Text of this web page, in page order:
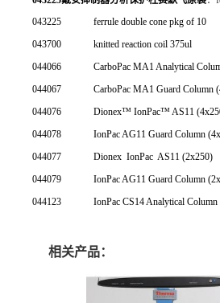
043225
ferrule double cone pkg of 10
043700
knitted reaction coil 375ul
044066
CarboPac MA1 Analytical
044067
CarboPac MA1 Guard Column
044076
Dionex™ IonPac™ AS11
044078
IonPac AG11 Guard Column
044077
Dionex IonPac AS11 (2x250)
044079
IonPac AG11 Guard Column
044123
IonPac CS14 Analytical Column
相关产品：